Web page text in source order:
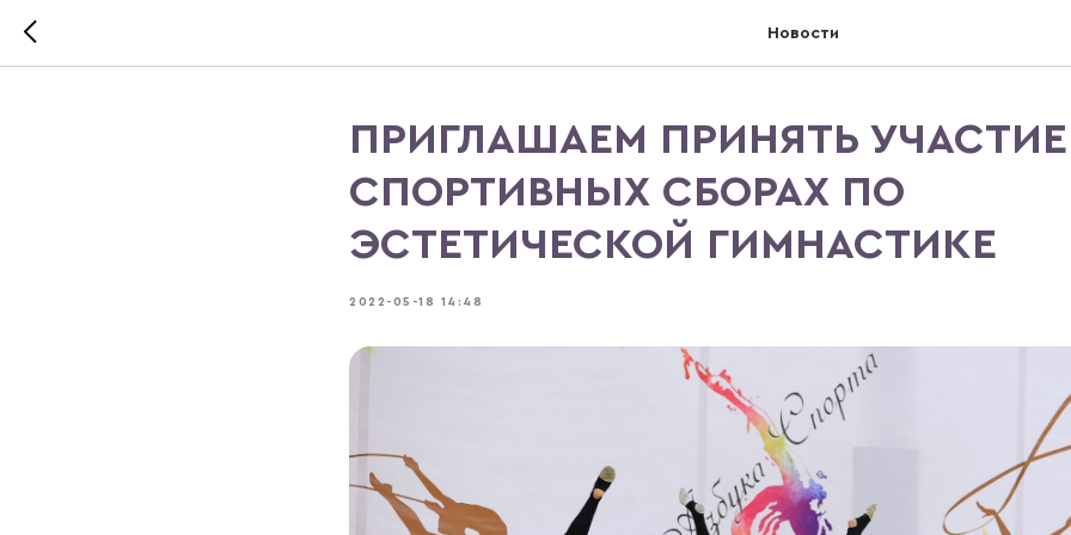
Новости
ПРИГЛАШАЕМ ПРИНЯТЬ
СПОРТИВНЫХ СБОРАХ ПО
ЭСТЕТИЧЕСКОЙ ГИМНАСТИКЕ
2022-05-18 14:48